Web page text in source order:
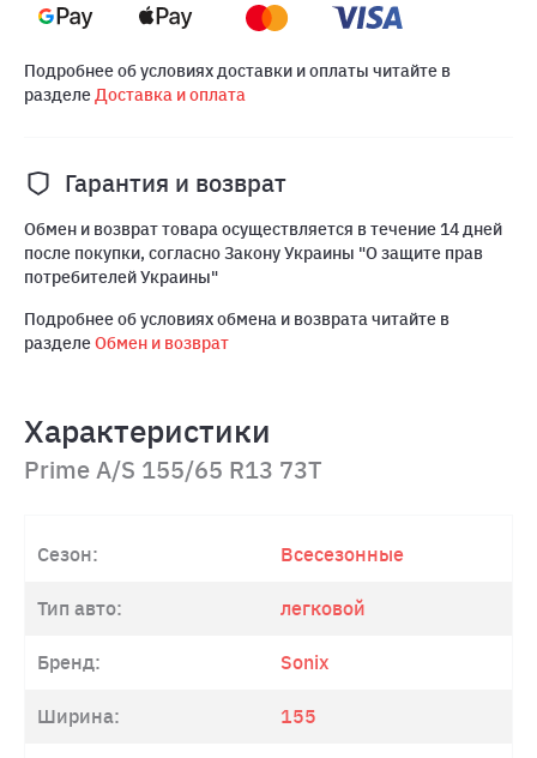
Подробнее об условиях доставки и оплаты читайте в
разделеДоставка и оплата
Гарантия и возврат
Обмен и возврат товара осуществляется в течение 14 дней
после покупки, согласно Закону Украины "О защите прав
потребителей Украины"
Подробнее об условиях обмена и возврата читайте в
разделеОбмен и возврат
Характеристики
Prime A/S 155/65 R13 73T
Сезон: Всесезонные
Тип авто: легковой
Бренд: Sonix
Ширина: 155